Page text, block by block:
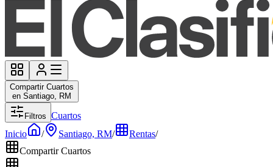
Compartir Cuartos
en Santiago, RM
Filtros Cuartos
Inicio
/ Santiago, RM/ Rentas/
Compartir Cuartos